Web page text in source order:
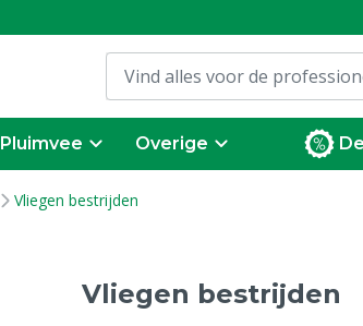
Pluimvee Overige
Vliegen bestrijden
Vliegen bestrijden